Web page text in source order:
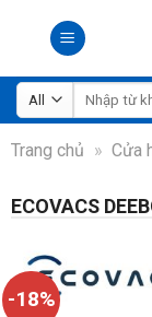
Tìm
Trang chủ » Cửa
ECOVACS
-18%